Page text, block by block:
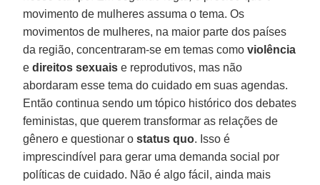
movimento de mulheres assuma o tema. Os
movimentos de mulheres, na maior parte dos países
da região, concentraram-se em temas comoviolência
edireitos sexuais e reprodutivos, mas não
abordaram esse tema do cuidado em suas agendas.
Então continua sendo um tópico histórico dos debates
feministas, que querem transformar as relações de
gênero e questionar ostatus quo. Isso é
imprescindível para gerar uma demanda social por
políticas de cuidado. Não é algo fácil, ainda mais